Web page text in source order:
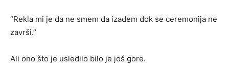
“Rekla mi je da ne smem da izađem dok se ceremonija ne
završi.”
Ali ono što je usledilo bilo je još gore.